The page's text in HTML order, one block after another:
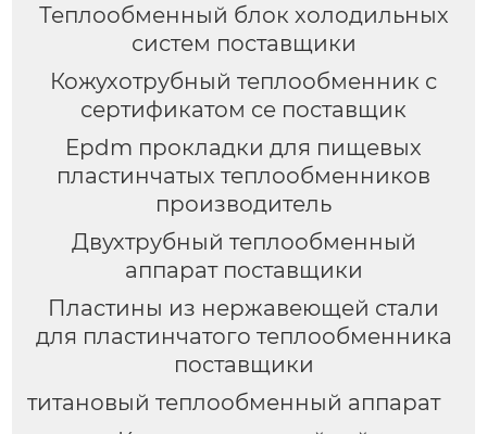
Теплообменный блок холодильных
систем поставщики
Кожухотрубный теплообменник с
сертификатом ce поставщик
Epdm прокладки для пищевых
пластинчатых теплообменников
производитель
Двухтрубный теплообменный
аппарат поставщики
Пластины из нержавеющей стали
для пластинчатого теплообменника
поставщики
титановый теплообменный аппарат